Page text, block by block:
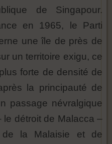
de Singapour.
en 1965, le Parti
une île de près de
un territoire exigu, ce
forte de densité de
la principauté de
passage névralgique
le détroit de Malacca –
la Malaisie et de